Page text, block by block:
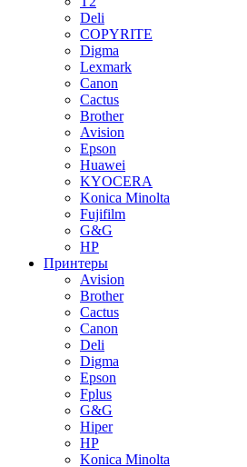
Deli
COPYRITE
Digma
Lexmark
Canon
Cactus
Brother
Avision
Epson
Huawei
KYOCERA
Konica Minolta
Fujifilm
G&G
HP
Принтеры
Avision
Brother
Cactus
Canon
Deli
Digma
Epson
Fplus
G&G
Hiper
HP
Konica Minolta